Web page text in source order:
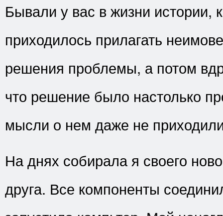
Бывали у вас в жизни истории,
приходилось прилагать
решения проблемы, а потом
что решение было настолько
мысли о нем даже не
На днях собирала я своего
друга. Все компоненты